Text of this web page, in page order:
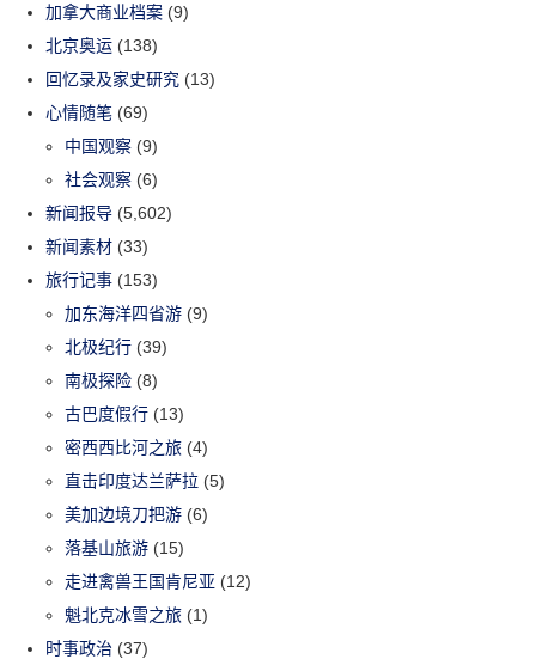
加拿大商业档案 (9)
北京奥运 (138)
回忆录及家史研究 (13)
心情随笔 (69)
中国观察 (9)
社会观察 (6)
新闻报导 (5,602)
新闻素材 (33)
旅行记事 (153)
加东海洋四省游 (9)
北极纪行 (39)
南极探险 (8)
古巴度假行 (13)
密西西比河之旅 (4)
直击印度达兰萨拉 (5)
美加边境刀把游 (6)
落基山旅游 (15)
走进禽兽王国肯尼亚 (12)
魁北克冰雪之旅 (1)
时事政治 (37)